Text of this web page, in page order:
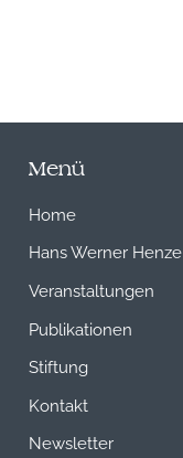
Menü
Home
Hans Werner Henze
Veranstaltungen
Publikationen
Stiftung
Kontakt
Newsletter